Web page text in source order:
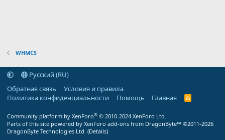
WHMCS
Русский (RU)
Обратная связь
Условия и правила
Политика конфиденциальности
Помощь Главная
R
Community platform by XenForo® © 2010-2024 XenForo Ltd.
Parts of this site powered by XenForo add-ons from DragonByte™ ©2011-2026
DragonByte Technologies Ltd. (Details)